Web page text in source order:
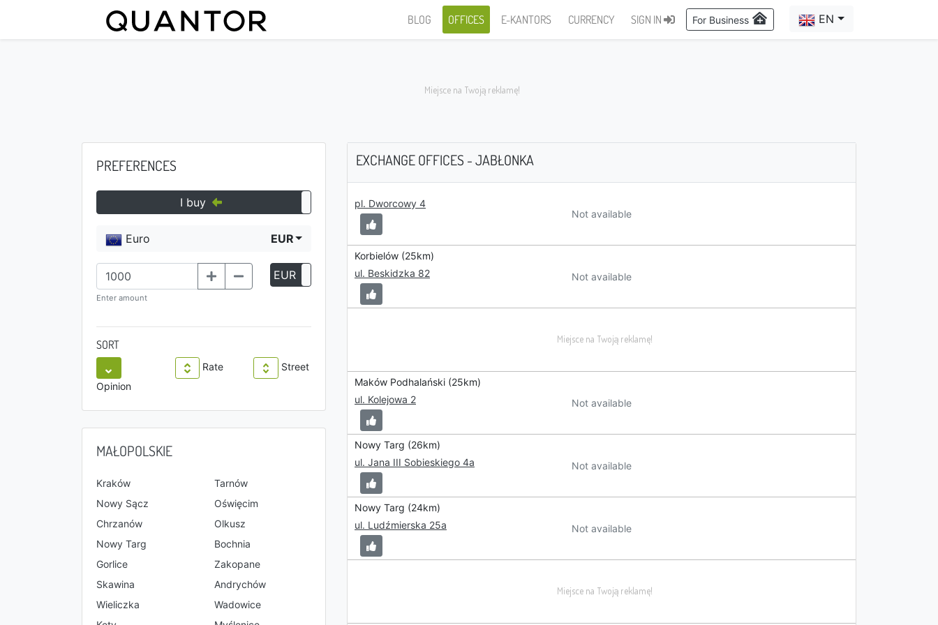
BLOG OFFICES E-KANTORS CURRENCY SIGN IN For Business EN
PREFERENCES
I buy I sell
Euro EUR
Enter amount
EUR
SORT
Opinion
Rate Street
MAŁOPOLSKIE
Kraków
Tarnów
Nowy Sącz
Oświęcim
Chrzanów
Olkusz
Nowy Targ
Bochnia
Gorlice
Zakopane
Skawina
Andrychów
Wieliczka
Wadowice
EXCHANGE OFFICES - JABŁONKA
pl. Dworcowy 4
Not available
Korbielów (25km)
ul. Beskidzka 82
Not available
Maków Podhalański (25km)
ul. Kolejowa 2
Not available
Nowy Targ (26km)
ul. Jana III Sobieskiego 4a
Not available
Nowy Targ (24km)
ul. Ludźmierska 25a
Not available